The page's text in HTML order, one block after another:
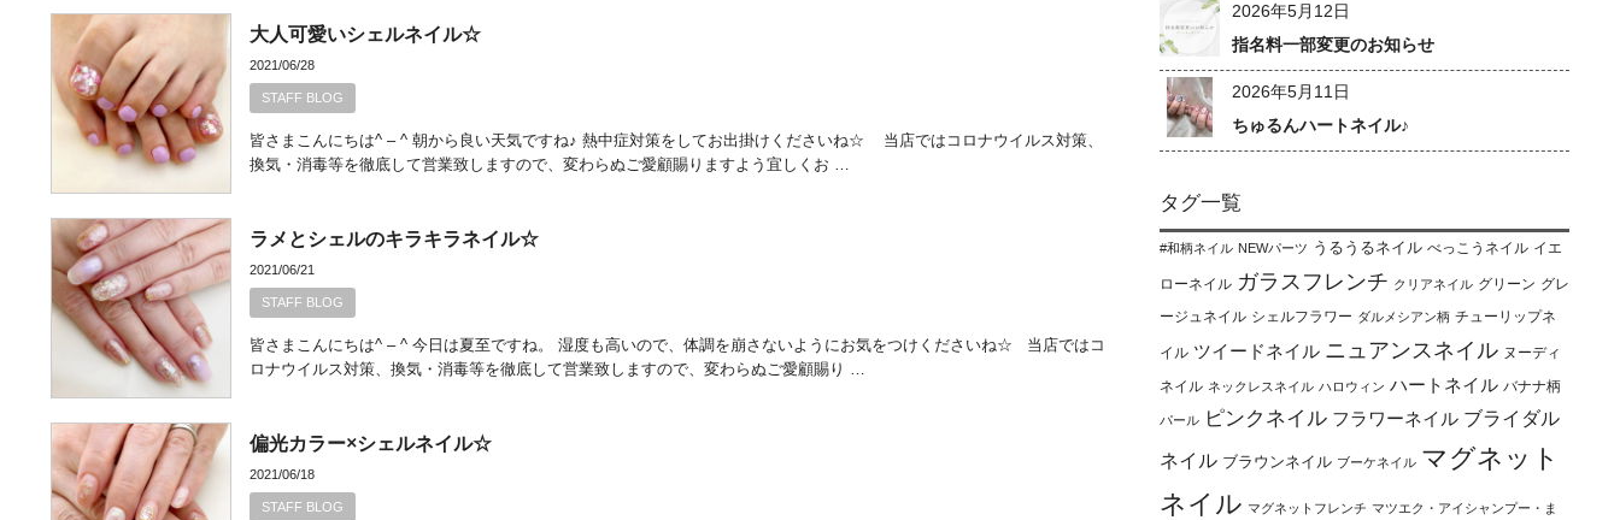
大人可愛いシェルネイル☆
2021/06/28
STAFF BLOG
皆さまこんにちは^ – ^ 朝から良い天気ですね♪ 熱中症対策をしてお出掛けくださいね☆ 当店ではコロナウイルス対策、
換気・消毒等を徹底して営業致しますので、変わらぬご愛顧賜りますよう宜しくお …
ラメとシェルのキラキラネイル☆
2021/06/21
STAFF BLOG
皆さまこんにちは^ – ^ 今日は夏至ですね。 湿度も高いので、体調を崩さないようにお気をつけくださいね☆ 当店ではコ
ロナウイルス対策、換気・消毒等を徹底して営業致しますので、変わらぬご愛顧賜り …
偏光カラー×シェルネイル☆
2021/06/18
STAFF BLOG
2026年5月12日
指名料一部変更のお知らせ
2026年5月11日
ちゅるんハートネイル♪
タグ一覧
#和柄ネイル NEWパーツ うるうるネイル べっこうネイル イエ
ローネイル ガラスフレンチ クリアネイル グリーン グレ
ージュネイル シェルフラワー ダルメシアン柄 チューリップネ
イル ツイードネイル ニュアンスネイル ヌーディ
ネイル ネックレスネイル ハロウィン ハートネイル バナナ柄
パール ピンクネイル フラワーネイル ブライダル
ネイル ブラウンネイル ブーケネイル マグネット
ネイル マグネットフレンチ マツエク・アイシャンプー・ま